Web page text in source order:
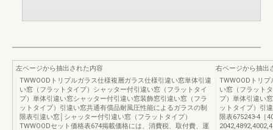
左ページから抽出された内容
TWWOODトリプルガラス仕様複層ガラス仕様引違い窓単体引違
い窓（フラットタイプ）シャッター付引違い窓（フラットタイ
プ）単体引違い窓シャッター付引違い窓装飾窓引違い窓（フラ
ットタイプ）引違い窓共通有償品耐風圧性能によるガラスの制
限表引違い窓│シャッター付引違い窓（フラットタイプ）
TWWOODセット価格表674掲載価格には、消費税、取付費、運
右ページから抽出
TWWOODトリ
い窓（フラット
プ）単体引違い
ットタイプ）引
限表675243-4［